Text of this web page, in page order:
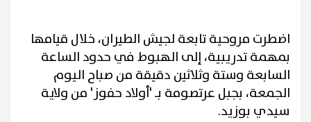
اضطرت مروحية تابعة لجيش الطيران، خلال قيامها
بمهمة تدريبية، إلى الهبوط في حدود الساعة
السابعة وستة وثلاثين دقيقة من صباح اليوم
الجمعة، بجبل عرتصومة بـ 'أولاد حفوز' من ولاية
سيدي بوزيد.